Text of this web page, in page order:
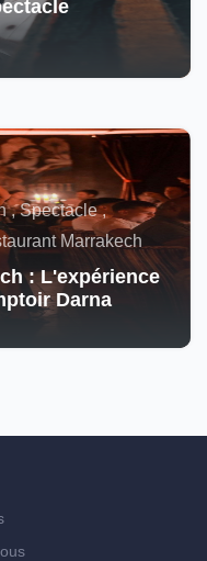
, Spectacle ,
Marrakech
: L'expérience
Darna